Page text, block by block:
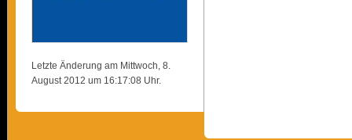
Letzte Änderung am Mittwoch, 8.
August 2012 um 16:17:08 Uhr.